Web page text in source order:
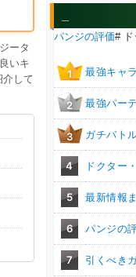
ータ
いキ
介して
パンジの評価# ド
1 最強キャ
2 最強パー
3 ガチバト
4 ドクター
5 最新情報
6 パンジの
7 引くべき